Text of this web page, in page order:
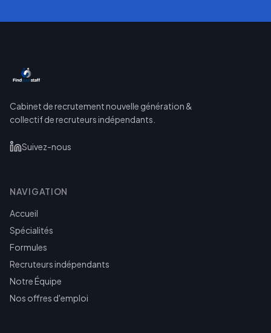
Cabinet de recrutement nouvelle génération &
collectif de recruteurs indépendants.
Suivez-nous
NAVIGATION
Accueil
Spécialités
Formules
Recruteurs indépendants
Notre Équipe
Nos offres d'emploi